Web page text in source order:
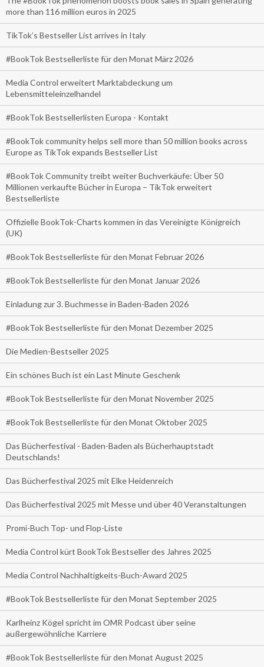
more than 116 million euros in 2025
TikTok’s Bestseller List arrives in Italy
#BookTok Bestsellerliste für den Monat März 2026
Media Control erweitert Marktabdeckung um
Lebensmitteleinzelhandel
#BookTok Bestsellerlisten Europa - Kontakt
#BookTok community helps sell more than 50 million books across
Europe as TikTok expands Bestseller List
#BookTok Community treibt weiter Buchverkäufe: Über 50
Millionen verkaufte Bücher in Europa – TikTok erweitert
Bestsellerliste
Offizielle BookTok-Charts kommen in das Vereinigte Königreich
(UK)
#BookTok Bestsellerliste für den Monat Februar 2026
#BookTok Bestsellerliste für den Monat Januar 2026
Einladung zur 3. Buchmesse in Baden-Baden 2026
#BookTok Bestsellerliste für den Monat Dezember 2025
Die Medien-Bestseller 2025
Ein schönes Buch ist ein Last Minute Geschenk
#BookTok Bestsellerliste für den Monat November 2025
#BookTok Bestsellerliste für den Monat Oktober 2025
Das Bücherfestival - Baden-Baden als Bücherhauptstadt
Deutschlands!
Das Bücherfestival 2025 mit Elke Heidenreich
Das Bücherfestival 2025 mit Messe und über 40 Veranstaltungen
Promi-Buch Top- und Flop-Liste
Media Control kürt BookTok Bestseller des Jahres 2025
Media Control Nachhaltigkeits-Buch-Award 2025
#BookTok Bestsellerliste für den Monat September 2025
Karlheinz Kögel spricht im OMR Podcast über seine
außergewöhnliche Karriere
#BookTok Bestsellerliste für den Monat August 2025